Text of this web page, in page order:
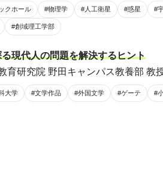
クホール #物理学 #人工衛星 #惑星 #
#創域理工学部
現代人の問題を解決するヒント
育研究院 野田キャンパス教養部 教
大学 #文学作品 #外国文学 #ゲーテ #